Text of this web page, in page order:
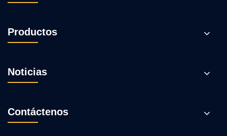
Productos
Noticias
Contáctenos